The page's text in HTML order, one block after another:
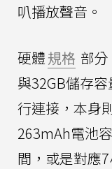
叭播放聲音。
硬體規格 部
與32GB儲存
行連接，本身
263mAh電池
間，或是對應